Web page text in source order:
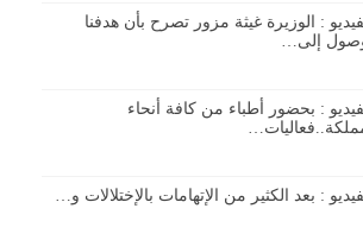
: الوزيرة غيثة مزور تصرح بأن هدفنا
إلى…
: بحضور أطباء من كافة أنحاء
: بعد الكثير من الإتهامات بالإختلالات و…